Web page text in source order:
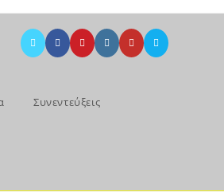
Συνεντεύξεις